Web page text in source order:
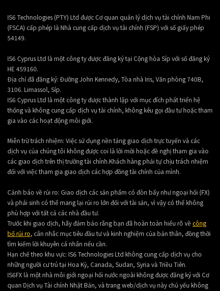
IS6 Technologies (PTY) Ltd được Cơ quan quản lý dịch vụ tài chính Nam Phi
(FSCA) cấp phép là Nhà cung cấp dịch vụ tài chính (FSP) với số giấy phép
54149.
IS6 Cyprus Ltd là một công ty được đăng ký tại Cộng hòa Síp với số đăng ký
HE 459160.
Địa chỉ đã đăng ký: Đường John Kennedy, Tòa nhà Iris, Văn phòng 740B,
3106. Limassol, Síp.
IS6 Cyprus Ltd là một công ty được thành lập với mục đích phát triển hệ
thống và không cung cấp dịch vụ tài chính, không kêu gọi đầu tư hoặc tham
gia vào các hoạt động môi giới.
Miễn trừ trách nhiệm: Việc sử dụng nền tảng giao dịch trực tuyến và các
dịch vụ của chúng tôi không được coi là lời mời hoặc đề nghị tham gia vào
các giao dịch trên thị trường tài chính.Khách hàng phải tự chịu trách nhiệm
đối với việc tham gia giao dịch các hợp đồng tài chính của mình.
Cảnh báo về rủi ro: Giao dịch các sản phẩm có đòn bẩy như ngoại hối (FX)
và phái sinh có thể mang lại rủi ro lớn đối với tài sản, vì vậy có thể không
phù hợp với tất cả các nhà đầu tư.
Trước khi giao dịch, hãy đảm bảo rằng bạn đã hoàn toàn hiểu rõ về công
bố rủi ro, cân nhắc mục tiêu đầu tư và kinh nghiệm của bản thân, đồng thời
tìm kiếm lời khuyên cá nhân nếu cần.
Hạn chế theo khu vực: IS6 Technologies Ltd không cung cấp dịch vụ cho
những người cư trú tại Hoa Kỳ, Canada, Sudan, Syria và Triều Tiên.
IS6FX là một nhà môi giới ngoại hối nước ngoài không được đăng ký với Cơ
quan Dịch vụ Tài chính Nhật Bản, và trang web/dịch vụ này chủ yếu không